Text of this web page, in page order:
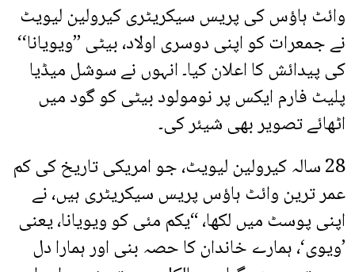
وائٹ ہاؤس کی پریس سیکریٹری کیرولین لیویٹ
نے جمعرات کو اپنی دوسری اولاد، بیٹی ’’ویویانا‘‘
کی پیدائش کا اعلان کیا۔ انہوں نے سوشل میڈیا
پلیٹ فارم ایکس پر نومولود بیٹی کو گود میں
اٹھائے تصویر بھی شیئر کی۔
28 سالہ کیرولین لیویٹ، جو امریکی تاریخ کی کم
عمر ترین وائٹ ہاؤس پریس سیکریٹری ہیں، نے
اپنی پوسٹ میں لکھا، “یکم مئی کو ویویانا، یعنی
’ویوی‘، ہمارے خاندان کا حصہ بنی اور ہمارا دل